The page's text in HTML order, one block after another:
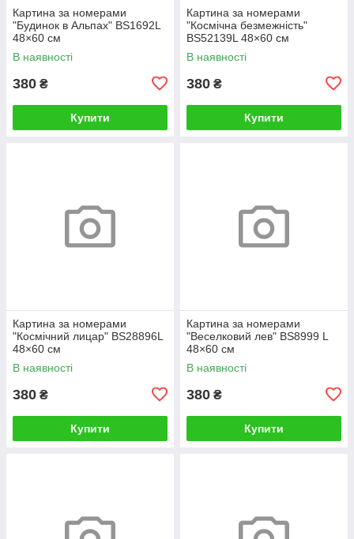
Картина за номерами
"Будинок в Альпах" BS1692L
48×60 см
В наявності
380 ₴
Купити
Картина за номерами
"Космічна безмежність"
BS52139L 48×60 см
В наявності
380 ₴
Купити
Картина за номерами
"Космічний лицар" BS28896L
48×60 см
В наявності
380 ₴
Купити
Картина за номерами
"Веселковий лев" BS8999 L
48×60 см
В наявності
380 ₴
Купити